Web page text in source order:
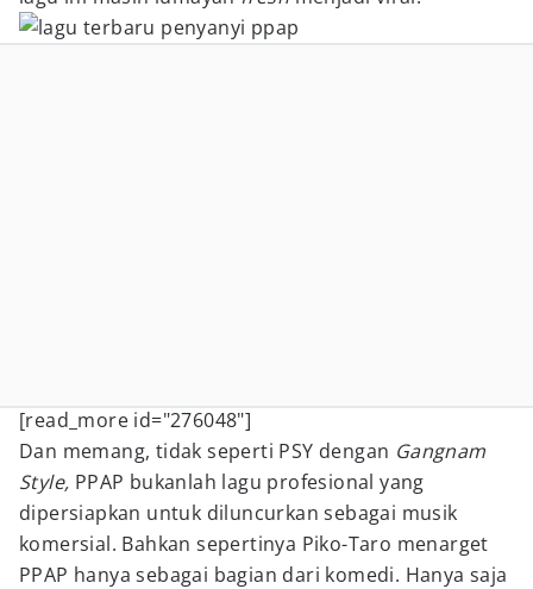
[read_more id="276048"]
Dan memang, tidak seperti PSY dengan Gangnam
Style, PPAP bukanlah lagu profesional yang
dipersiapkan untuk diluncurkan sebagai musik
komersial. Bahkan sepertinya Piko-Taro menarget
PPAP hanya sebagai bagian dari komedi. Hanya saja